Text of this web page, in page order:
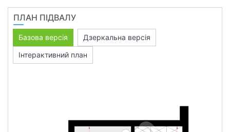
ПЛАН ПІДВАЛУ
Базова версія
Дзеркальна версія
Інтерактивний план